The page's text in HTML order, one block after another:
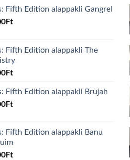
Fifth Edition alappakli Gangrel
Ft
Fifth Edition alappakli The
Ft
Fifth Edition alappakli Brujah
Ft
Fifth Edition alappakli Banu
Ft